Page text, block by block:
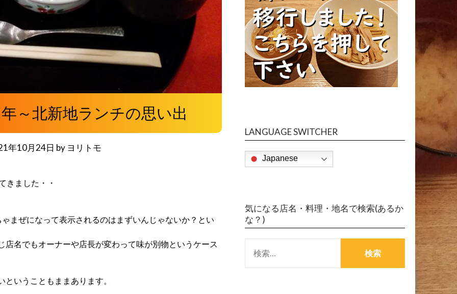
～北新地ランチの思い出
年10月24日 by ヨリトモ
きました・・
まぜになって表示されるのはまずいんじゃないか？とい
名でもオーナーや店長が変わって味が別物というケース
いうこともままあります。
LANGUAGE SWITCHER
Japanese
気になる店名・料理・地名で検索(あるか
な？)
索: